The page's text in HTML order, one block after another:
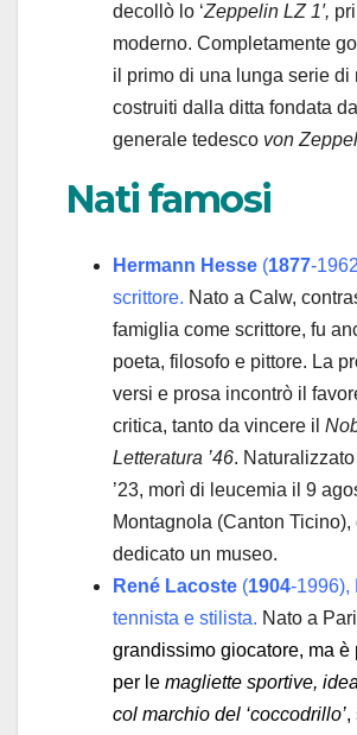
decollò lo ‘Zeppelin LZ 1′,
moderno. Completamente
il primo di una lunga serie di
costruiti dalla ditta fondata
generale tedesco von
Nati famosi
Hermann Hesse (1877-
scrittore. Nato a Calw,
famiglia come scrittore, fu
poeta, filosofo e pittore. La
versi e prosa incontrò il
critica, tanto da vincere il
Letteratura ’46.
’23, morì di leucemia il 9
Montagnola (Canton Ticino),
dedicato un museo.
René Lacoste (1904-1996),
tennista e stilista. Nato a
grandissimo giocatore, ma è
per le magliette sportive,
col marchio del ‘coccodrillo’,